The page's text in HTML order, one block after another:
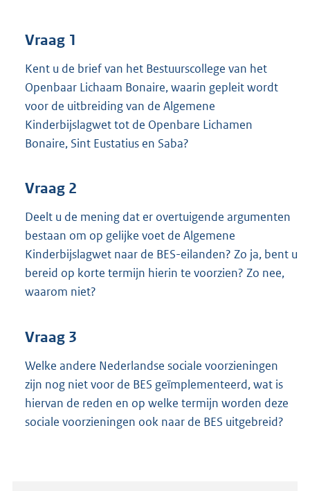
7
K
b
Vraag 1
Kent u de brief van het Bestuurscollege van het
Openbaar Lichaam Bonaire, waarin gepleit wordt
voor de uitbreiding van de Algemene
Kinderbijslagwet tot de Openbare Lichamen
Bonaire, Sint Eustatius en Saba?
Vraag 2
Deelt u de mening dat er overtuigende argumenten
bestaan om op gelijke voet de Algemene
Kinderbijslagwet naar de BES-eilanden? Zo ja, bent u
bereid op korte termijn hierin te voorzien? Zo nee,
waarom niet?
Vraag 3
Welke andere Nederlandse sociale voorzieningen
zijn nog niet voor de BES geïmplementeerd, wat is
hiervan de reden en op welke termijn worden deze
sociale voorzieningen ook naar de BES uitgebreid?